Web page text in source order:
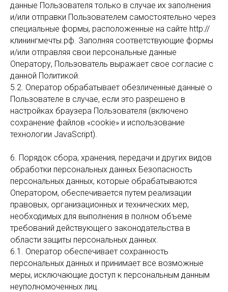
данные Пользователя только в случае их заполнения
и/или отправки Пользователем самостоятельно через
специальные формы, расположенные на сайте http://
клинингмечты.рф. Заполняя соответствующие формы
и/или отправляя свои персональные данные
Оператору, Пользователь выражает свое согласие с
данной Политикой.
5.2. Оператор обрабатывает обезличенные данные о
Пользователе в случае, если это разрешено в
настройках браузера Пользователя (включено
сохранение файлов «cookie» и использование
технологии JavaScript).
6. Порядок сбора, хранения, передачи и других видов
обработки персональных данных Безопасность
персональных данных, которые обрабатываются
Оператором, обеспечивается путем реализации
правовых, организационных и технических мер,
необходимых для выполнения в полном объеме
требований действующего законодательства в
области защиты персональных данных.
6.1. Оператор обеспечивает сохранность
персональных данных и принимает все возможные
меры, исключающие доступ к персональным данным
неуполномоченных лиц.